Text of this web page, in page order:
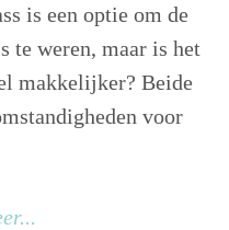
is een optie om de
te weren, maar is het
makkelijker? Beide
voor